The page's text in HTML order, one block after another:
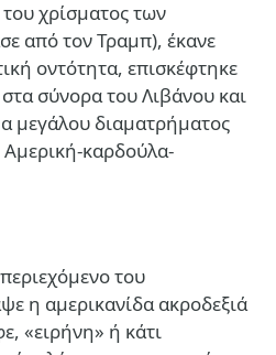
χρίσματος των
από τον Τραμπ), έκανε
οντότητα, επισκέφτηκε
σύνορα του Λιβάνου και
μεγάλου διαματρήματος
Αμερική-καρδούλα-
του
η αμερικανίδα ακροδεξιά
«ειρήνη» ή κάτι